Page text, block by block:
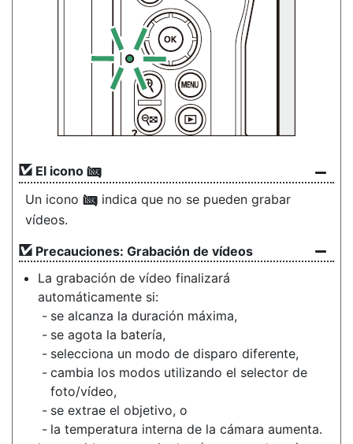
El icono 0
Un icono 0 indica que no se pueden grabar
vídeos.
Precauciones: Grabación de vídeos
La grabación de vídeo finalizará
automáticamente si:
se alcanza la duración máxima,
se agota la batería,
selecciona un modo de disparo diferente,
cambia los modos utilizando el selector de
foto/vídeo,
se extrae el objetivo, o
la temperatura interna de la cámara aumenta.